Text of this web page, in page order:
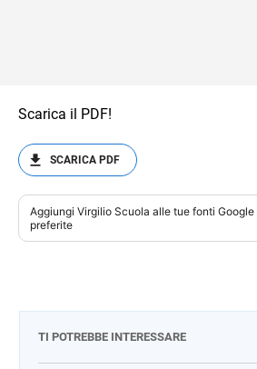
Scarica il PDF!
SCARICA PDF
Aggiungi Virgilio Scuola alle tue fonti Google
preferite
TI POTREBBE INTERESSARE